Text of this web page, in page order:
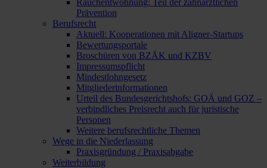
Rauchentwöhnung: Teil der zahnärztlichen
Prävention
Berufsrecht
Aktuell: Kooperationen mit Aligner-Startups
Bewertungsportale
Broschüren von BZÄK und KZBV
Impressumspflicht
Mindestlohngesetz
Mitgliederinformationen
Urteil des Bundesgerichtshofs: GOÄ und GOZ –
verbindliches Preisrecht auch für juristische
Personen
Weitere berufsrechtliche Themen
Wege in die Niederlassung
Praxisgründung / Praxisabgabe
Weiterbildung